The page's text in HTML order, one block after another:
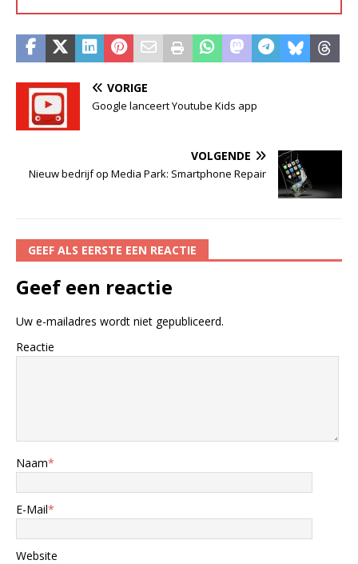
VORIGE
Google lanceert Youtube Kids app
VOLGENDE
Nieuw bedrijf op Media Park: Smartphone Repair
GEEF ALS EERSTE EEN REACTIE
Geef een reactie
Uw e-mailadres wordt niet gepubliceerd.
Reactie
Naam*
E-Mail*
Website